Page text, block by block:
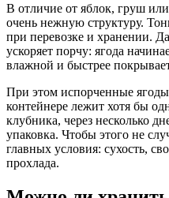
В отличие от яблок, груш
очень нежную структуру.
при перевозке и хранении.
ускоряет порчу: ягода
влажной и быстрее
При этом испорченные
контейнере лежит хотя бы
клубника, через несколько
упаковка. Чтобы этого не
главных условия: сухость,
прохлада.